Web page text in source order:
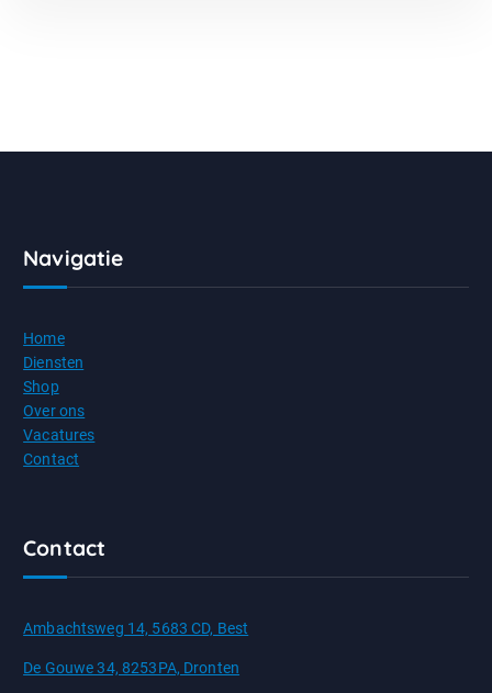
Navigatie
Home
Diensten
Shop
Over ons
Vacatures
Contact
Contact
Ambachtsweg 14, 5683 CD, Best
De Gouwe 34, 8253PA, Dronten